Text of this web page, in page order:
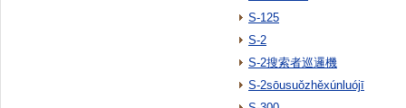
S-125
S-2
S-2搜索者巡邏機
S-2sōusuǒzhěxúnluójī